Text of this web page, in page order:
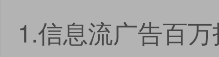
1.信息流广告百